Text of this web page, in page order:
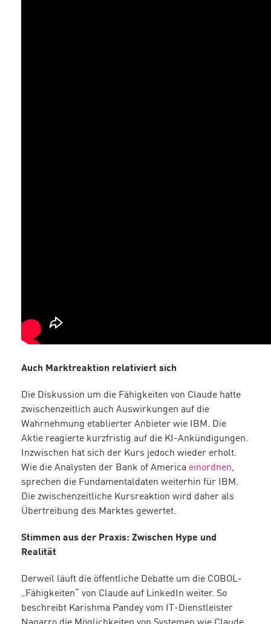
Auch Marktreaktion relativiert sich
Die Diskussion um die Fähigkeiten von Claude hatte
zwischenzeitlich auch Auswirkungen auf die
Wahrnehmung etablierter Anbieter wie IBM. Die
Aktie reagierte kurzfristig auf die KI-Ankündigungen.
Inzwischen hat sich der Kurs jedoch wieder erholt.
Wie die Analysten der Bank of America einordnen,
sprechen die Fundamentaldaten weiterhin für IBM.
Die zwischenzeitliche Kursreaktion wird daher als
Übertreibung des Marktes gewertet.
Stimmen aus der Praxis: Zwischen Hype und
Realität
Derweil läuft die öffentliche Debatte um die COBOL-
„Fähigkeiten“ von Claude auf LinkedIn weiter. So
beschreibt Karishma Pandey vom IT-Dienstleister